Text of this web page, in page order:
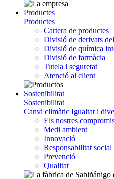
Productes
Productes
Cartera de productes
Divisió de derivats
Divisió de química
Divisió de farmàcia
Tutela i seguretat
Atenció al client
Sostenibilitat
Sostenibilitat
Canvi climàtic Igualtat i
Els nostres
Medi ambient
Innovació
Responsabilitat social
Prevenció
Qualitat